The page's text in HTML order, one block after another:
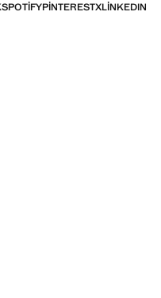
SPOTIFYPINTERESTXLINKEDIN